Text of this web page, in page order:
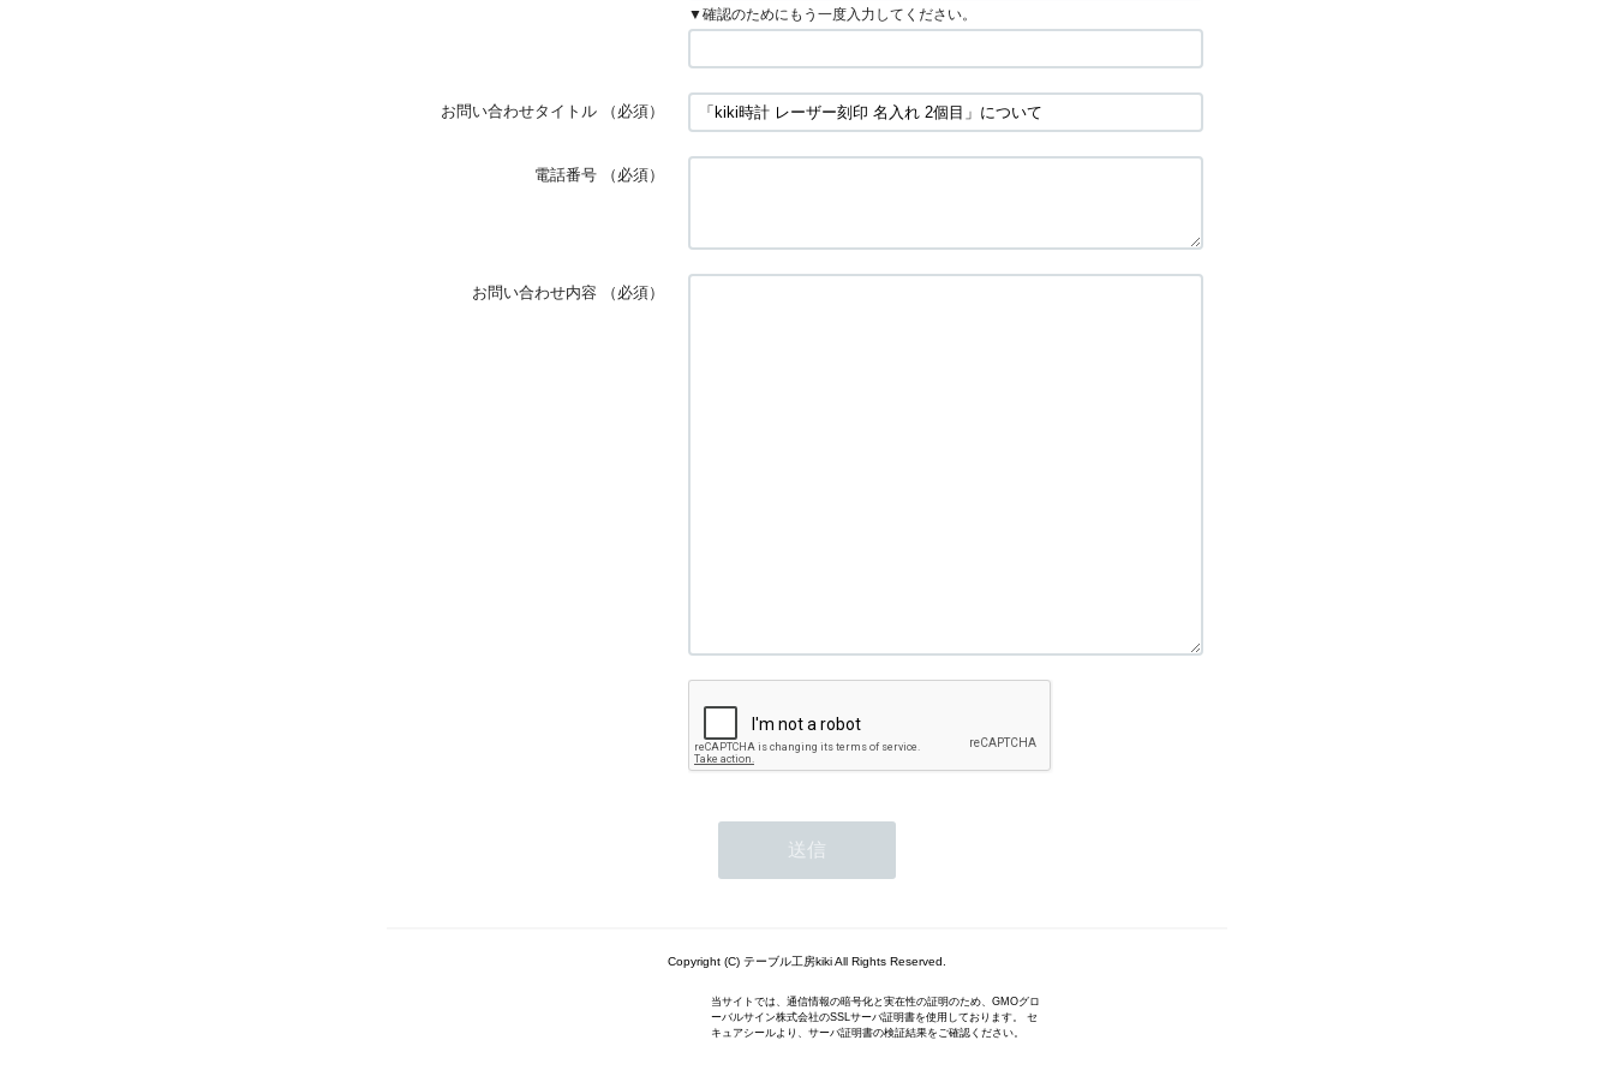
▼確認のためにもう一度入力してください。
お問い合わせタイトル （必須）
電話番号 （必須）
お問い合わせ内容 （必須）
Copyright (C) テーブル工房kiki All Rights Reserved.
当サイトでは、通信情報の暗号化と実在性の証明のため、GMOグロ
ーバルサイン株式会社のSSLサーバ証明書を使用しております。 セ
キュアシールより、サーバ証明書の検証結果をご確認ください。